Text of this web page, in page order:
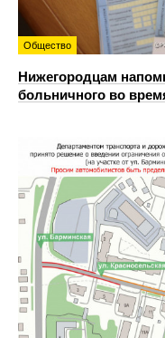
Общество
Нижегородцам
больничного во